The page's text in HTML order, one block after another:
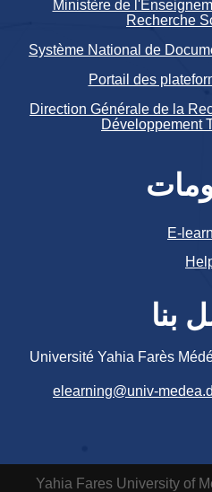
Ministère de
Recherche
Système National de
Portail des
Direction Générale de la
Développement
E-
بنا
elearning@univ-
Yahia Fares University of